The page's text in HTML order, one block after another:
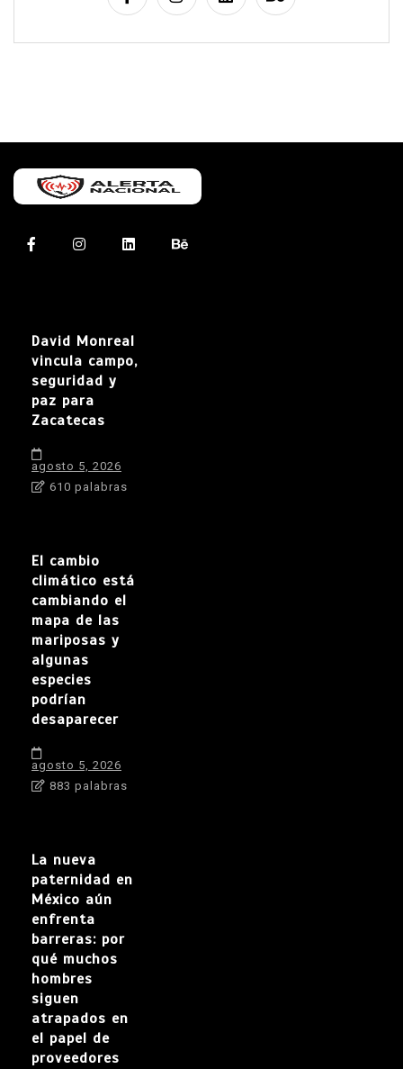
David Monreal
vincula campo,
seguridad y
paz para
Zacatecas
agosto 5, 2026
610 palabras
El cambio
climático está
cambiando el
mapa de las
mariposas y
algunas
especies
podrían
desaparecer
agosto 5, 2026
883 palabras
La nueva
paternidad en
México aún
enfrenta
barreras: por
qué muchos
hombres
siguen
atrapados en
el papel de
proveedores